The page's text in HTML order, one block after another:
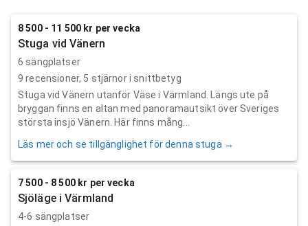
8 500 - 11 500 kr per vecka
Stuga vid Vänern
6 sängplatser
9 recensioner, 5 stjärnor i snittbetyg
Stuga vid Vänern utanför Väse i Värmland. Längs ute på
bryggan finns en altan med panoramautsikt över Sveriges
största insjö Vänern. Här finns mång...
Läs mer och se tillgänglighet för denna stuga →
7 500 - 8 500 kr per vecka
Sjöläge i Värmland
4-6 sängplatser